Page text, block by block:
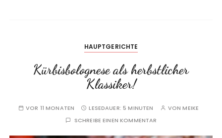
HAUPTGERICHTE
Kürbisbolognese als herbstlicher
Klassiker!
VOR 11 MONATEN LESEDAUER:5 MINUTEN VONMEIKE
SCHREIBE EINEN KOMMENTAR